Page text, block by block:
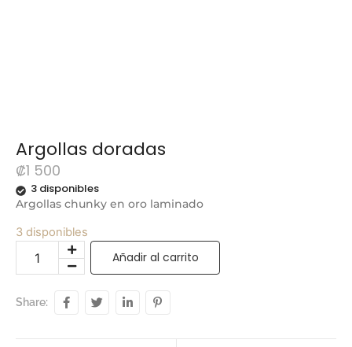
Argollas doradas
₡1 500
3 disponibles
Argollas chunky en oro laminado
3 disponibles
Añadir al carrito
Share: